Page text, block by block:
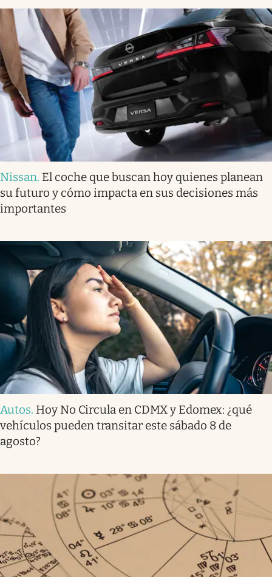
Nissan. El coche que buscan hoy quienes planean
su futuro y cómo impacta en sus decisiones más
importantes
Autos. Hoy No Circula en CDMX y Edomex: ¿qué
vehículos pueden transitar este sábado 8 de
agosto?